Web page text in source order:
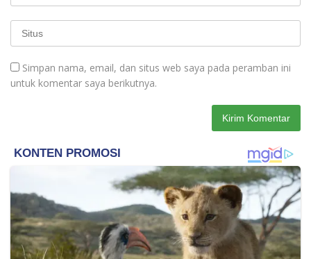
Simpan nama, email, dan situs web saya pada peramban ini
untuk komentar saya berikutnya.